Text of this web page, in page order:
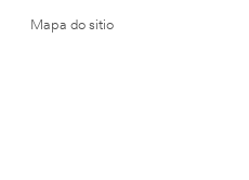
Mapa do sitio